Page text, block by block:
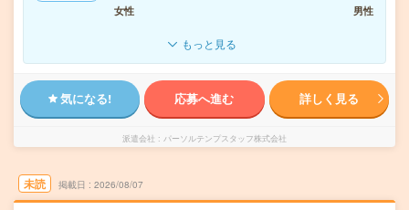
女性
男性
もっと見る
気になる! 応募へ進む 詳しく見る
派遣会社 パーソルテンプスタッフ株式会社
未読 掲載日 2026/08/07